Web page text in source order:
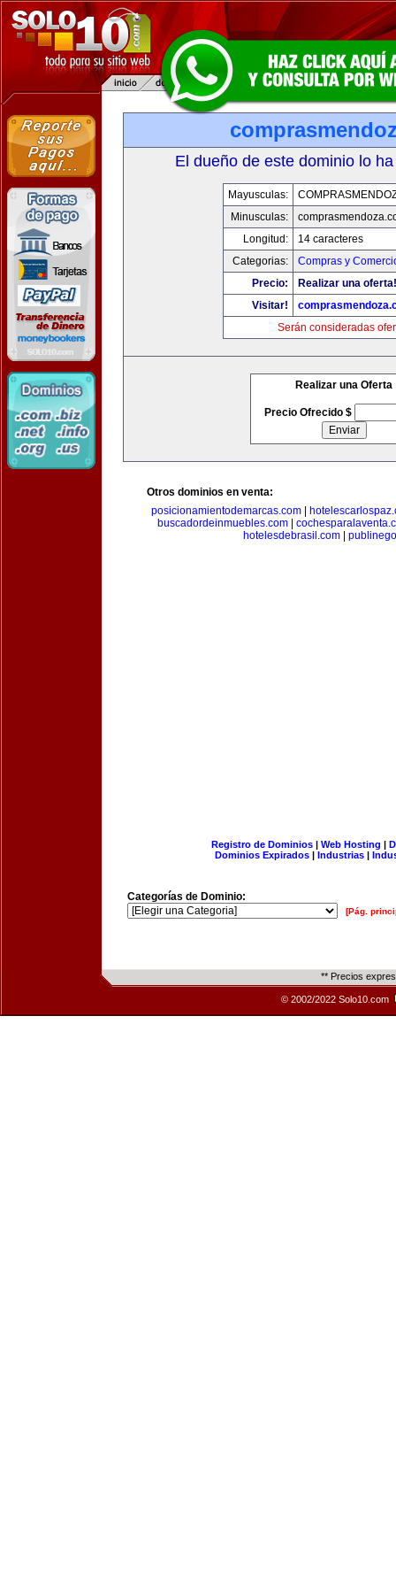
El dueño de este dominio lo
Mayusculas:
Minusculas:
Longitud:
14 caracteres
Categorias:
Compras y
Precio:
Realizar una oferta!
Visitar!
Serán consideradas
Realizar una Oferta
Precio Ofrecido $
Otros dominios en venta:
posicionamientodemarcas.com|
buscadordeinmuebles.com
hotelesdebrasil.com
Registro de Dominios| Web Hosting |
Dominios Expirados | Industrias |
Categorías de Dominio:
[Pág.
** Precios
© 2002/2022 Solo10.com